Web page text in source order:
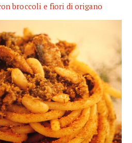
broccoli e fiori di origano